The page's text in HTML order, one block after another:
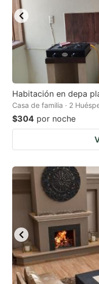
Habitación en depa
Casa de familia · 2
$304 por noche